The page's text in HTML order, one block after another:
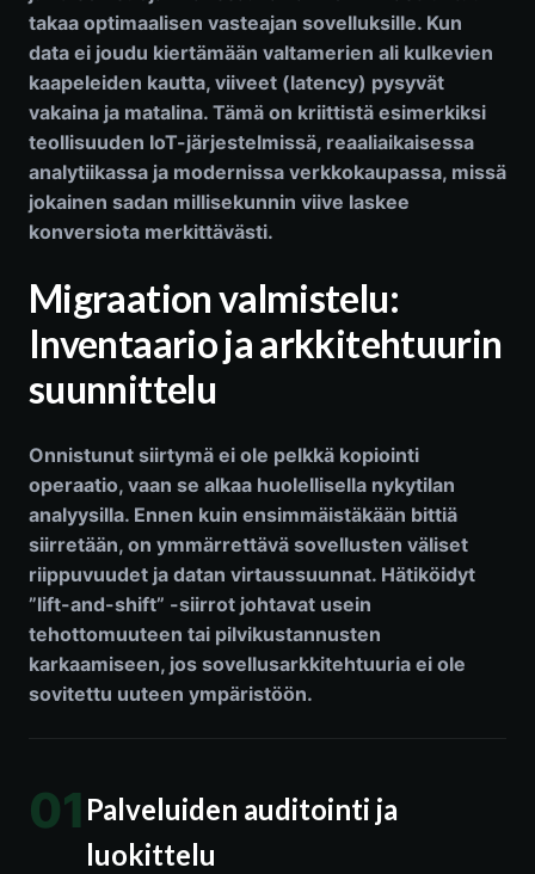
takaa optimaalisen vasteajan sovelluksille. Kun
data ei joudu kiertämään valtamerien ali kulkevien
kaapeleiden kautta, viiveet (latency) pysyvät
vakaina ja matalina. Tämä on kriittistä esimerkiksi
teollisuuden IoT-järjestelmissä, reaaliaikaisessa
analytiikassa ja modernissa verkkokaupassa, missä
jokainen sadan millisekunnin viive laskee
konversiota merkittävästi.
Migraation valmistelu:
Inventaario ja arkkitehtuurin
suunnittelu
Onnistunut siirtymä ei ole pelkkä kopiointi
operaatio, vaan se alkaa huolellisella nykytilan
analyysilla. Ennen kuin ensimmäistäkään bittiä
siirretään, on ymmärrettävä sovellusten väliset
riippuvuudet ja datan virtaussuunnat. Hätiköidyt
”lift-and-shift” -siirrot johtavat usein
tehottomuuteen tai pilvikustannusten
karkaamiseen, jos sovellusarkkitehtuuria ei ole
sovitettu uuteen ympäristöön.
01 Palveluiden auditointi ja
luokittelu